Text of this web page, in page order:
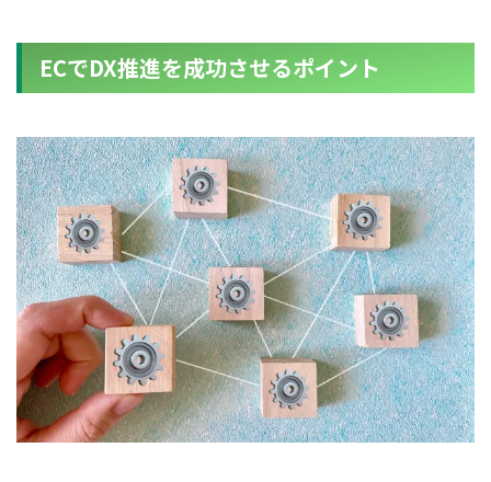
ECでDX推進を成功させるポイント